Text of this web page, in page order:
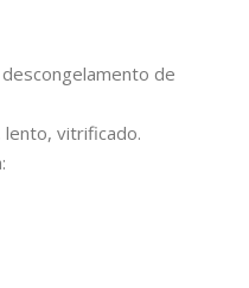
de
vitrificado.